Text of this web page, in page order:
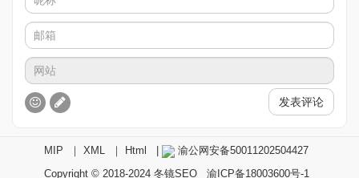
发表评论
MIP ｜ XML ｜ Html
渝公网安备50011202504427
Copyright © 2018-2024 冬镜SEO 渝ICP备18003600号-1